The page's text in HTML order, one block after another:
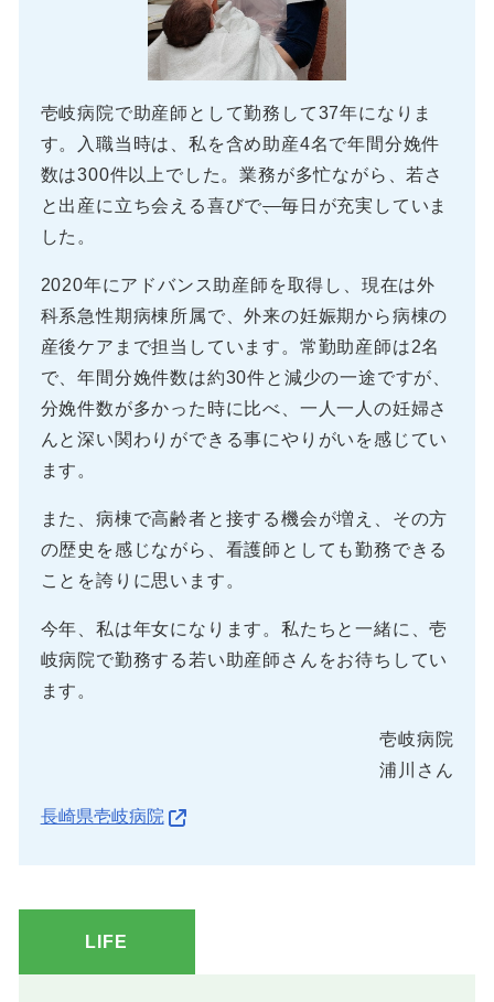
壱岐病院で助産師として勤務して37年になりま
す。入職当時は、私を含め助産4名で年間分娩件
数は300件以上でした。業務が多忙ながら、若さ
と出産に立ち会える喜びで、毎日が充実していま
した。
2020年にアドバンス助産師を取得し、現在は外
科系急性期病棟所属で、外来の妊娠期から病棟の
産後ケアまで担当しています。常勤助産師は2名
で、年間分娩件数は約30件と減少の一途ですが、
分娩件数が多かった時に比べ、一人一人の妊婦さ
んと深い関わりができる事にやりがいを感じてい
ます。
また、病棟で高齢者と接する機会が増え、その方
の歴史を感じながら、看護師としても勤務できる
ことを誇りに思います。
今年、私は年女になります。私たちと一緒に、壱
岐病院で勤務する若い助産師さんをお待ちしてい
ます。
壱岐病院
浦川さん
長崎県壱岐病院
LIFE